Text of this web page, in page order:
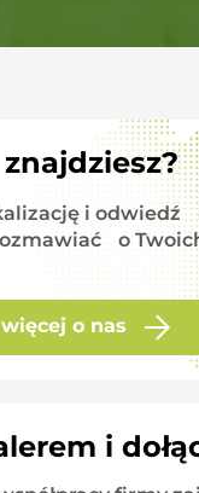
i odwiedź
o
o nas
i